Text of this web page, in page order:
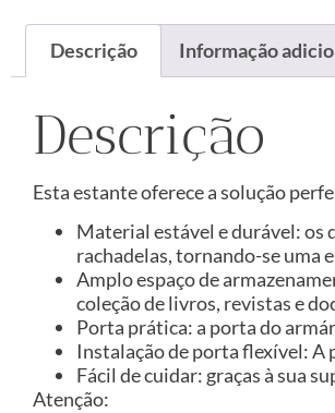
Descrição Informação
Descrição
Esta estante oferece a solução
Material estável e durável: os
rachadelas, tornando-se uma
Amplo espaço de
coleção de livros, revistas e
Porta prática: a porta do
Instalação de porta flexível: A
Fácil de cuidar: graças à sua
Atenção: